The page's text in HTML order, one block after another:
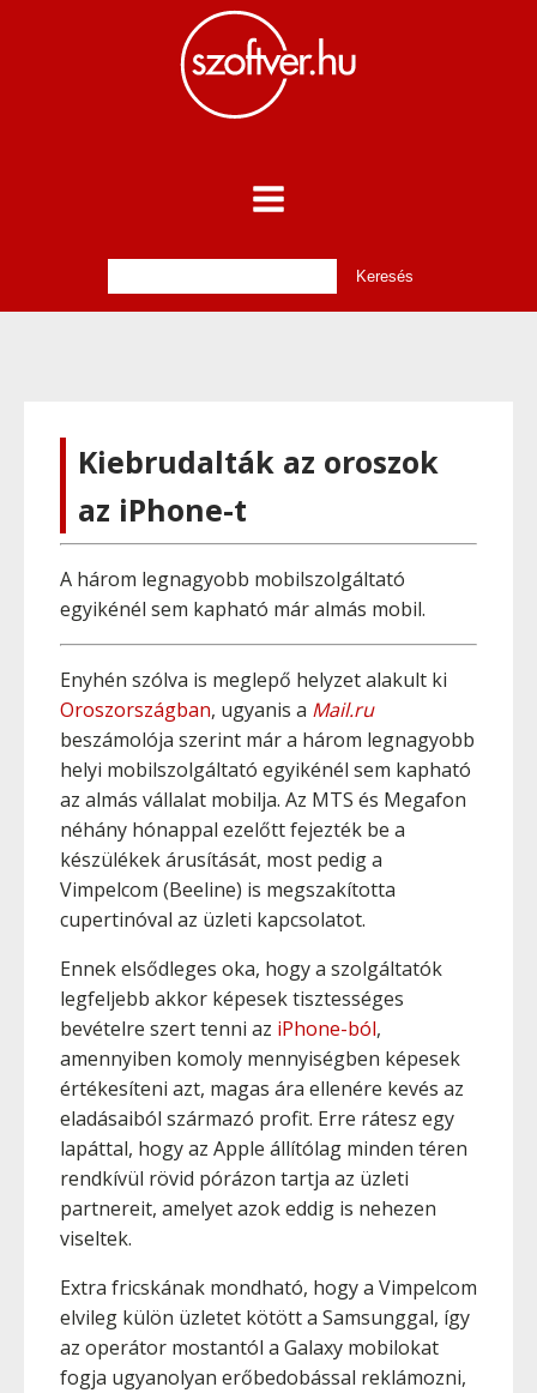
Kiebrudalták az oroszok
az iPhone-t
A három legnagyobb mobilszolgáltató
egyikénél sem kapható már almás mobil.
Enyhén szólva is meglepő helyzet alakult ki
Oroszországban, ugyanis a Mail.ru
beszámolója szerint már a három legnagyobb
helyi mobilszolgáltató egyikénél sem kapható
az almás vállalat mobilja. Az MTS és Megafon
néhány hónappal ezelőtt fejezték be a
készülékek árusítását, most pedig a
Vimpelcom (Beeline) is megszakította
cupertinóval az üzleti kapcsolatot.
Ennek elsődleges oka, hogy a szolgáltatók
legfeljebb akkor képesek tisztességes
bevételre szert tenni az iPhone-ból,
amennyiben komoly mennyiségben képesek
értékesíteni azt, magas ára ellenére kevés az
eladásaiból származó profit. Erre rátesz egy
lapáttal, hogy az Apple állítólag minden téren
rendkívül rövid pórázon tartja az üzleti
partnereit, amelyet azok eddig is nehezen
viseltek.
Extra fricskának mondható, hogy a Vimpelcom
elvileg külön üzletet kötött a Samsunggal, így
az operátor mostantól a Galaxy mobilokat
fogja ugyanolyan erőbedobással reklámozni,